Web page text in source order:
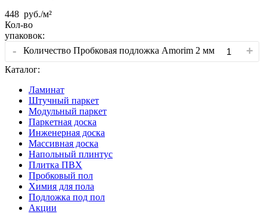
448 руб./м²
Кол-во
упаковок:
- Количество Пробковая подложка Amorim 2 мм +
Каталог:
Ламинат
Штучный паркет
Модульный паркет
Паркетная доска
Инженерная доска
Массивная доска
Напольный плинтус
Плитка ПВХ
Пробковый пол
Химия для пола
Подложка под пол
Акции